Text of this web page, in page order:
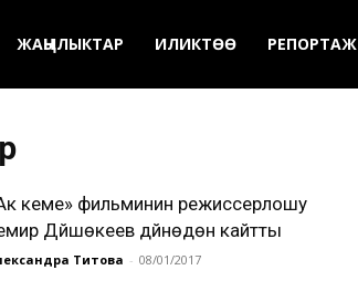
ЖАҢЫЛЫКТАР ИЛИКТӨӨ РЕПОРТАЖ
кеме» фильминин режиссерлошу
Дүйшөкеев дүйнөдөн кайтты
Титова - 08/01/2017